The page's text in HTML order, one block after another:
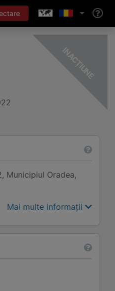
-
E
Municipiul Oradea,
Mai multe informații